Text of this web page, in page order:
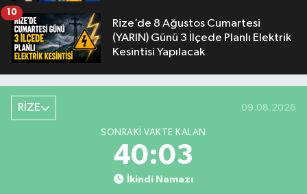
Rize’de 8 Ağustos Cumartesi
(YARIN) Günü 3 İlçede Planlı Elektrik
Kesintisi Yapılacak
10
RİZE 09.08.2026
SONRAKI VAKTE KALAN
40:03
İkindi Namazı